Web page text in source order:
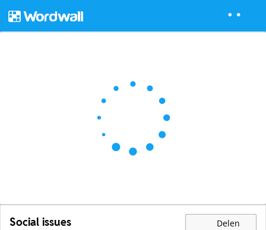
Social issues Delen